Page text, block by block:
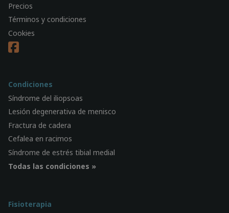
Precios
Términos y condiciones
Cookies
Condiciones
Síndrome del iliopsoas
Lesión degenerativa de menisco
Fractura de cadera
Cefalea en racimos
Síndrome de estrés tibial medial
Todas las condiciones »
Fisioterapia